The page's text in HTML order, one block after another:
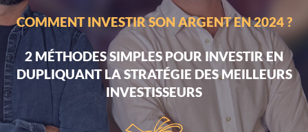
COMMENT INVESTIR SON ARGENT EN 2024 ?
2 MÉTHODES SIMPLES POUR INVESTIR EN
DUPLIQUANT LA STRATÉGIE DES MEILLEURS
INVESTISSEURS